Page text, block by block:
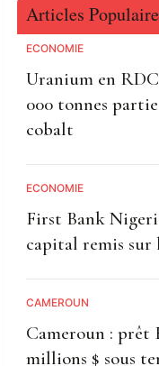
Articles
ECONOMIE
Uranium en RDC
000 tonnes
cobalt
ECONOMIE
First Bank
capital remis sur
CAMEROUN
Cameroun : prêt
millions $ sous